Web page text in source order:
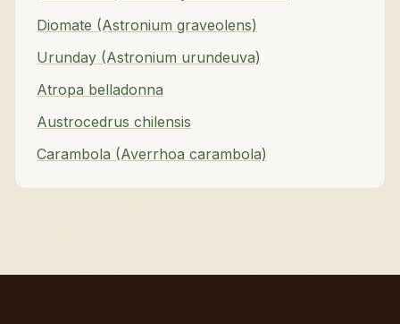
Diomate (Astronium graveolens)
Urunday (Astronium urundeuva)
Atropa belladonna
Austrocedrus chilensis
Carambola (Averrhoa carambola)